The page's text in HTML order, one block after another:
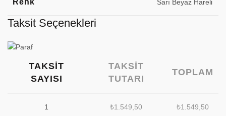
Renk Sarı Beyaz Hareli
Taksit Seçenekleri
TAKSIT
SAYISI
TAKSIT
TUTARI
TOPLAM
1 ₺1.549,50 ₺1.549,50